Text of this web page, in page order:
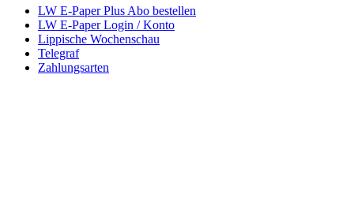
LW E-Paper Plus Abo bestellen
LW E-Paper Login / Konto
Lippische Wochenschau
Telegraf
Zahlungsarten